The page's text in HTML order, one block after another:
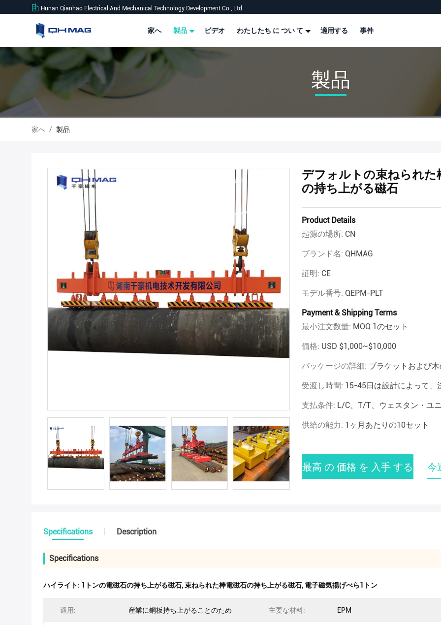
Hunan Qianhao Electrical And Mechanical Technology Development Co., Ltd.
家へ 製品 ビデオ わたしたち に つい て 適用する 事件
製品
家へ / 製品
デフォルトの束ねられ
の持ち上がる磁石
Product Details
起源の場所: CN
ブランド名: QHMAG
証明: CE
モデル番号: QEPM-PLT
Payment & Shipping Terms
最小注文数量: MOQ 1のセット
価格: USD $1,000~$10,000
パッケージの詳細: ブラケットおよび
受渡し時間: 15-45日は設計によって、
支払条件: L/C、T/T、ウェスタン・ユ
供給の能力: 1ヶ月あたりの10セット
最高 の 価格 を 入手 する 今
Specifications Description
Specifications
ハイライト: 1トンの電磁石の持ち上がる磁石,束ねられた棒電磁石の持ち上がる磁石, 電子磁気揚げべら1トン
適用: 産業に鋼板持ち上がることのため 主要な材料: EPM